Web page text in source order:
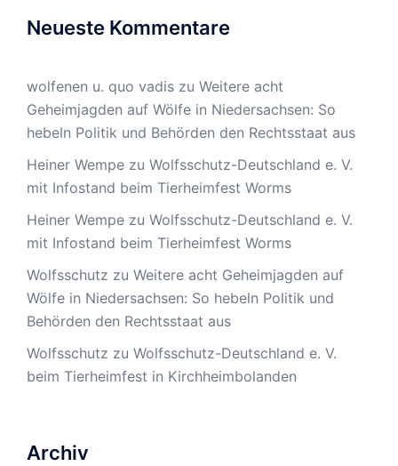
Neueste Kommentare
wolfenen u. quo vadis zu Weitere acht
Geheimjagden auf Wölfe in Niedersachsen: So
hebeln Politik und Behörden den Rechtsstaat aus
Heiner Wempe zu Wolfsschutz-Deutschland e. V.
mit Infostand beim Tierheimfest Worms
Heiner Wempe zu Wolfsschutz-Deutschland e. V.
mit Infostand beim Tierheimfest Worms
Wolfsschutz zu Weitere acht Geheimjagden auf
Wölfe in Niedersachsen: So hebeln Politik und
Behörden den Rechtsstaat aus
Wolfsschutz zu Wolfsschutz-Deutschland e. V.
beim Tierheimfest in Kirchheimbolanden
Archiv